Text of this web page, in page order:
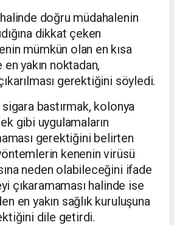
doğru müdahalenin
dikkat çeken
mümkün olan en kısa
yakın noktadan,
gerektiğini söyledi.
bastırmak, kolonya
gibi uygulamaların
gerektiğini belirten
kenenin virüsü
neden olabileceğini ifade
çıkaramaması halinde ise
en yakın sağlık kuruluşuna
dile getirdi.